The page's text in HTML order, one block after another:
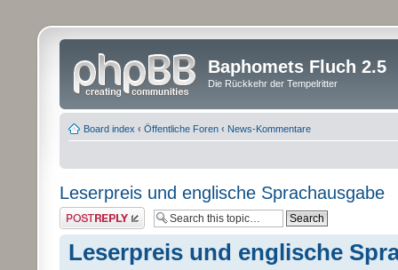
Baphomets Fluch 2.5
Die Rückkehr der Tempelritter
Board index ‹ Öffentliche Foren ‹ News-Kommentare
Leserpreis und englische Sprachausgabe
Post a reply
Leserpreis und englische